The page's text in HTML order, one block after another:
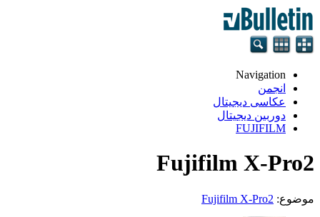
Navigation
انجمن
عکاسی دیجیتال
دوربین دیجیتال
FUJIFILM
Fujifilm X-Pro2
موضوع: Fujifilm X-Pro2